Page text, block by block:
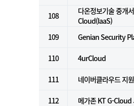
108
다온정보기술 중개
Cloud(IaaS)
109
Genian Security
110 4urCloud
111 네이버클라우드 지
112 메가존 KT G-Cloud